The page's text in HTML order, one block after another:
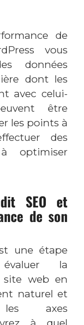
de
vous
données
dont les
avec celui-
être
les points à
des
optimiser
SEO et
de son
une étape
la
site web en
naturel et
axes